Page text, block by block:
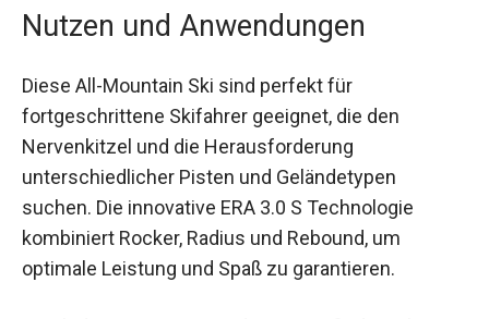
Nutzen und Anwendungen
Diese All-Mountain Ski sind perfekt für
fortgeschrittene Skifahrer geeignet, die den
Nervenkitzel und die Herausforderung
unterschiedlicher Pisten und Geländetypen
suchen. Die innovative ERA 3.0 S Technologie
kombiniert Rocker, Radius und Rebound, um
optimale Leistung und Spaß zu garantieren.